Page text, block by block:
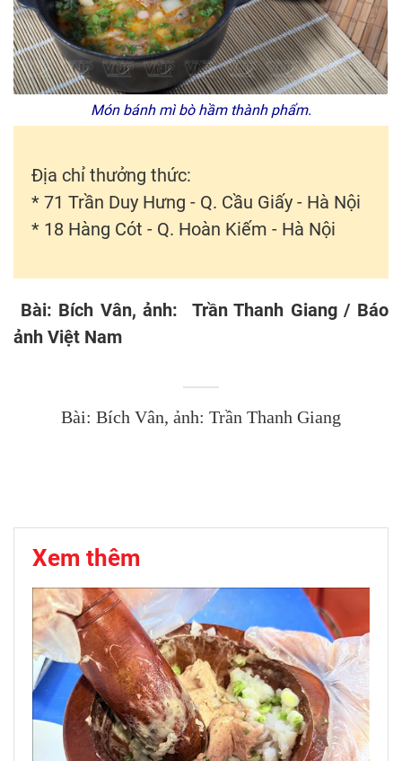
Món bánh mì bò hầm thành phẩm.
Địa chỉ thưởng thức:
* 71 Trần Duy Hưng - Q. Cầu Giấy - Hà Nội
* 18 Hàng Cót - Q. Hoàn Kiếm - Hà Nội
Bài: Bích Vân, ảnh: Trần Thanh Giang / Báo
ảnh Việt Nam
Bài: Bích Vân, ảnh: Trần Thanh Giang
Xem thêm